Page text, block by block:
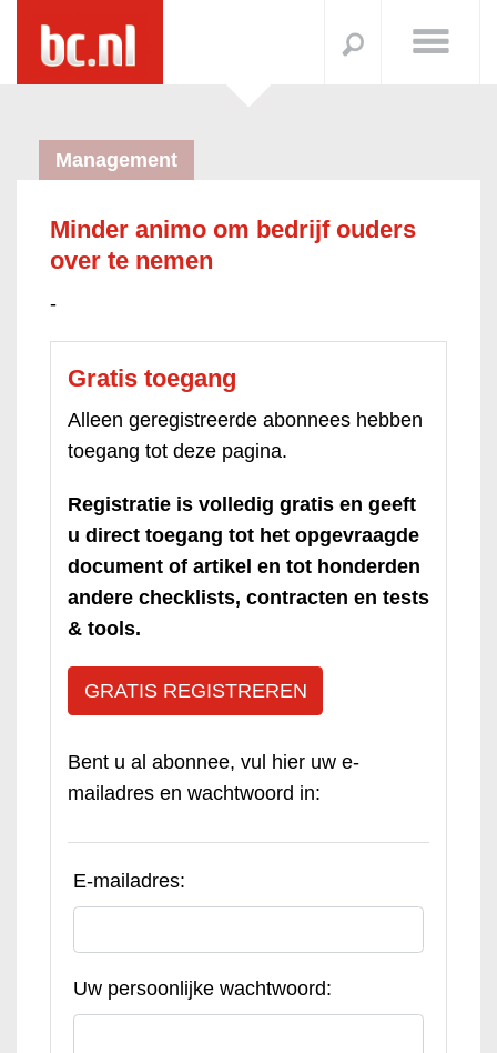
Management
Minder animo om bedrijf ouders
over te nemen
-
Gratis toegang
Alleen geregistreerde abonnees hebben
toegang tot deze pagina.
Registratie is volledig gratis en geeft
u direct toegang tot het opgevraagde
document of artikel en tot honderden
andere checklists, contracten en tests
& tools.
GRATIS REGISTREREN
Bent u al abonnee, vul hier uw e-
mailadres en wachtwoord in:
E-mailadres:
Uw persoonlijke wachtwoord: